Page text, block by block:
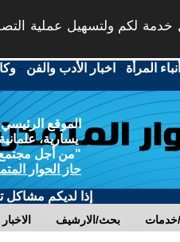
خدمة لكم ولتسهيل عملية
المرأة - اخبار الأدب والفن -
الموقع
يسارية،
"من أجل مجتمع
حاز الحوار
إذا لديكم مشاكل
الاخبار بحث/الارشيف خدمات